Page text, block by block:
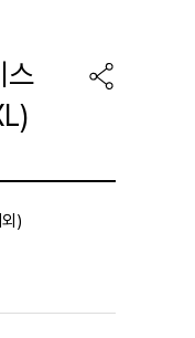
스
)